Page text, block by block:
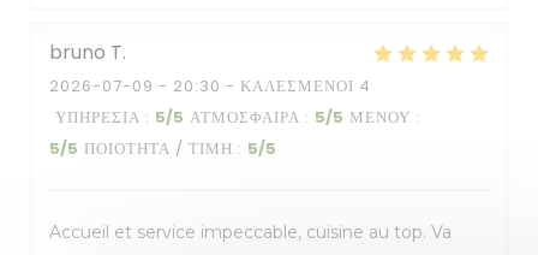
bruno T
2026-07-09 - 20:30 - ΚΑΛΕΣΜΈΝΟΙ 4
ΥΠΗΡΕΣΊΑ : 5/5 ΑΤΜΌΣΦΑΙΡΑ : 5/5 ΜΕΝΟΎ :
5/5 ΠΟΙΌΤΗΤΑ / ΤΙΜΉ : 5/5
Accueil et service impeccable, cuisine au top. Va